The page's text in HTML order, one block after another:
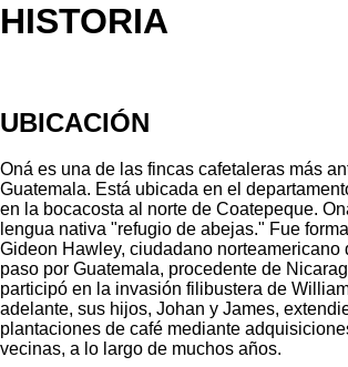
HISTORIA
UBICACIÓN
Oná es una de las fincas cafetaleras más
Guatemala. Está ubicada en el
en la bocacosta al norte de Coatepeque.
lengua nativa "refugio de abejas." Fue
Gideon Hawley, ciudadano norteamericano
paso por Guatemala, procedente de
participó en la invasión filibustera de
adelante, sus hijos, Johan y James,
plantaciones de café mediante
vecinas, a lo largo de muchos años.